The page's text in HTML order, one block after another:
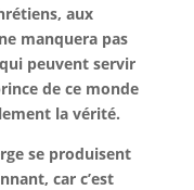
aux
manquera pas
peuvent servir
de ce monde
la vérité.
se produisent
car c’est